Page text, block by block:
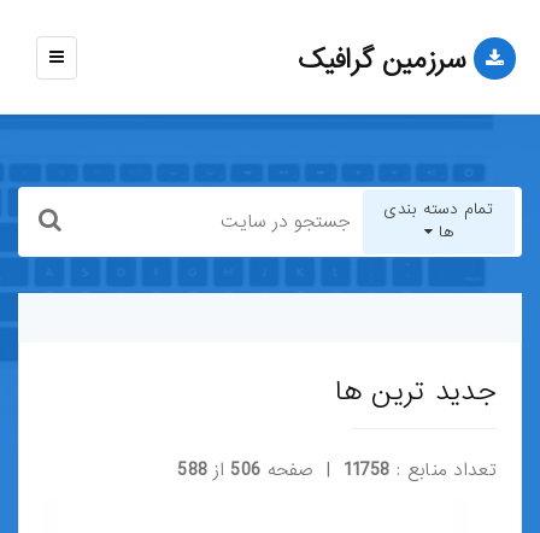
سرزمین گرافیک
نمایش
تمام دسته بندی
ها
تمام دسته بندی ها
قالب-وردپرس
قالب-HTML
جدید ترین ها
تعداد منابع : 11758 | صفحه 506 از 588